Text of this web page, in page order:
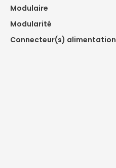
Modulaire
Modularité
Connecteur(s) alimentation